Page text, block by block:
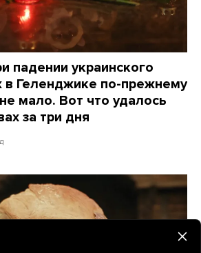
падении украинского
в Геленджике по-прежнему
мало. Вот что удалось
за три дня